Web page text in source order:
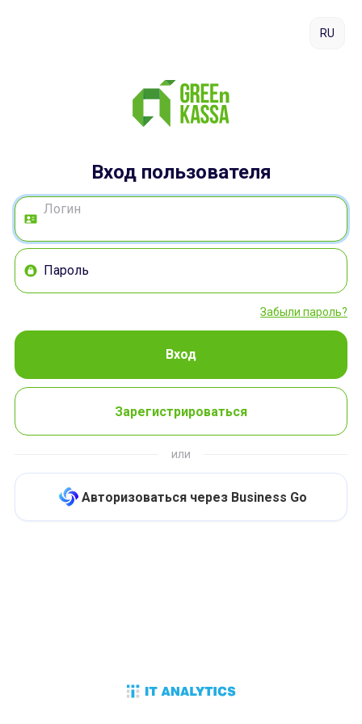
RU
Вход пользователя
Логин
Пароль
Забыли пароль?
Вход
Зарегистрироваться
или
Авторизоваться через Business Go